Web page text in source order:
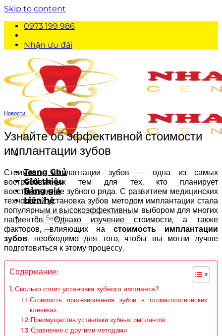
Skip to content
0973 199 986
Nhận ưu đãi
Trang Chủ
Giới thiệu
Bảng giá
Liên hệ
Новости
Узнайте об эффективной стоимости
имплантации зубов
Стоимость имплантации зубов — одна из самых
востребованных тем для тех, кто планирует
восстановление зубного ряда. С развитием медицинских
технологий установка зубов методом имплантации стала
популярным и высокоэффективным выбором для многих
пациентов. Однако изучение стоимости, а также
факторов, влияющих на стоимость имплантации
зубов, необходимо для того, чтобы вы могли лучше
подготовиться к этому процессу.
Содержание:
Сколько стоит установка зубного импланта?
Стоимость протезирования зубов в стоматологических
клиниках
Преимущества установки зубных имплантов
Сравнение с другими методами